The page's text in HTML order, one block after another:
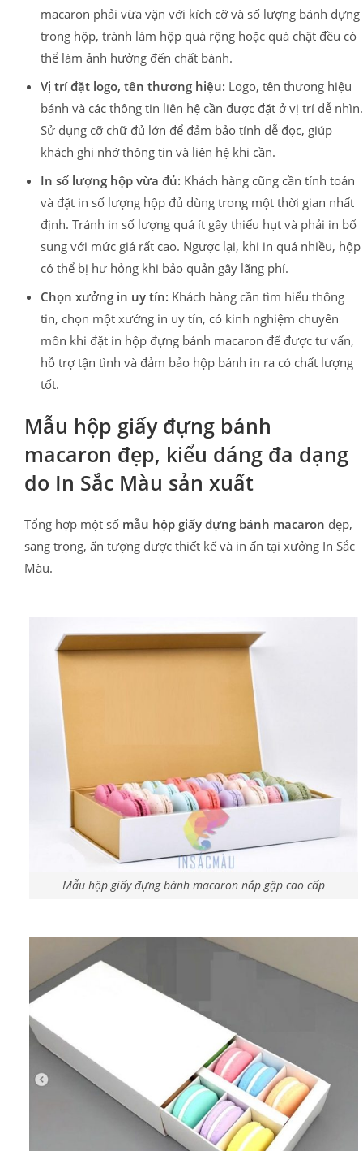
macaron phải vừa vặn với kích cỡ và số lượng bánh đựng
trong hộp, tránh làm hộp quá rộng hoặc quá chật đều có
thể làm ảnh hưởng đến chất bánh.
Vị trí đặt logo, tên thương hiệu: Logo, tên thương hiệu
bánh và các thông tin liên hệ cần được đặt ở vị trí dễ nhìn.
Sử dụng cỡ chữ đủ lớn để đảm bảo tính dễ đọc, giúp
khách ghi nhớ thông tin và liên hệ khi cần.
In số lượng hộp vừa đủ: Khách hàng cũng cần tính toán
và đặt in số lượng hộp đủ dùng trong một thời gian nhất
định. Tránh in số lượng quá ít gây thiếu hụt và phải in bổ
sung với mức giá rất cao. Ngược lại, khi in quá nhiều, hộp
có thể bị hư hỏng khi bảo quản gây lãng phí.
Chọn xưởng in uy tín: Khách hàng cần tìm hiểu thông
tin, chọn một xưởng in uy tín, có kinh nghiệm chuyên
môn khi đặt in hộp đựng bánh macaron để được tư vấn,
hỗ trợ tận tình và đảm bảo hộp bánh in ra có chất lượng
tốt.
Mẫu hộp giấy đựng bánh
macaron đẹp, kiểu dáng đa dạng
do In Sắc Màu sản xuất
Tổng hợp một số mẫu hộp giấy đựng bánh macaron đẹp,
sang trọng, ấn tượng được thiết kế và in ấn tại xưởng In Sắc
Màu.
Mẫu hộp giấy đựng bánh macaron nắp gập cao cấp